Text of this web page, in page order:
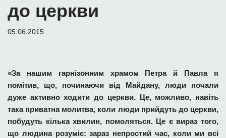
до церкви
05.06.2015
«За нашим гарнізонним храмом Петра й Павла я
помітив, що, починаючи від Майдану, люди почали
дуже активно ходити до церкви. Це, можливо, навіть
така приватна молитва, коли люди прийдуть до церкви,
побудуть кілька хвилин, помоляться. Це є вираз того,
що людина розуміє: зараз непростий час, коли ми всі